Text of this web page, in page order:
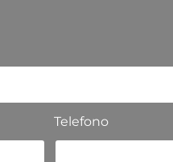
Telefono